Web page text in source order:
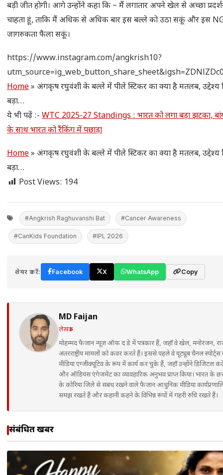
बड़ी जीत होगी। आगे उन्होंने कहा कि – मैं लगातार अपने खेल से अच्छा
चाहता हूं, ताकि मैं अधिक से अधिक बार इस बल्ले को उठा सकूं और इस
जागरुकता फैला सकूं।
https://www.instagram.com/angkrish10?
Home» अंगकृष रघुवंशी के बल्ले में पीले स्टिकर का क्या है मतलब, उद्देश्य
बड़ा…
ये भी पढ़ें :- WTC 2025-27 Standings : भारत को लगा बड़ा झटका,
के साथ भारत को रैंकिंग में पछाड़ा
Home» अंगकृष रघुवंशी के बल्ले में पीले स्टिकर का क्या है मतलब, उद्देश्य
बड़ा…
Post Views: 194
#Angkrish Raghuvanshi Bat #Cancer Awareness
#CanKids Foundation #IPL 2026
शेयर करें: Facebook X WhatsApp Copy
MD Faijan
लेखक
मोहम्मद फैजान न्यूज़ ऑफ द डे में पत्रकार हैं, जहाँ वे खेल, मनोरंजन,
अंतरराष्ट्रीय मामलों को कवर करते हैं। इससे पहले वे यूट्यूब चैनल स्पोर्ट्स
मीडिया एग्जीक्यूटिव के रूप में कार्य कर चुके हैं, जहाँ उन्होंने डिजिटल
और ऑडियंस एंगेजमेंट का व्यावहारिक अनुभव प्राप्त किया। भारत के
के कोरिया जिले से संबंध रखने वाले फैजान आधुनिक मीडिया
समझ रखते हैं और कहानी कहने के विभिन्न रूपों में गहरी रुचि रखते हैं।
संबंधित खबरें